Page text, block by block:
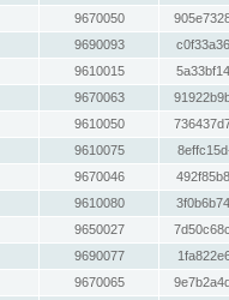
9670050
9690093
9610015
9670063
9610050
9610075
9670046
9610080
9650027
9690077
9670065